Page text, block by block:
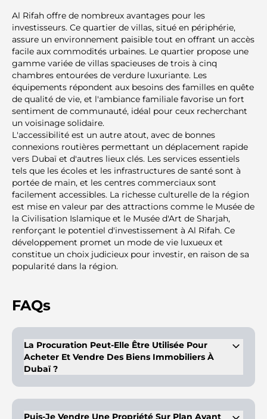
Al Rifah offre de nombreux avantages pour les
investisseurs. Ce quartier de villas, situé en périphérie,
assure un environnement paisible tout en offrant un accès
facile aux commodités urbaines. Le quartier propose une
gamme variée de villas spacieuses de trois à cinq
chambres entourées de verdure luxuriante. Les
équipements répondent aux besoins des familles en quête
de qualité de vie, et l'ambiance familiale favorise un fort
sentiment de communauté, idéal pour ceux recherchant
un voisinage solidaire.
L'accessibilité est un autre atout, avec de bonnes
connexions routières permettant un déplacement rapide
vers Dubaï et d'autres lieux clés. Les services essentiels
tels que les écoles et les infrastructures de santé sont à
portée de main, et les centres commerciaux sont
facilement accessibles. La richesse culturelle de la région
est mise en valeur par des attractions comme le Musée de
la Civilisation Islamique et le Musée d'Art de Sharjah,
renforçant le potentiel d'investissement à Al Rifah. Ce
développement promet un mode de vie luxueux et
constitue un choix judicieux pour investir, en raison de sa
popularité dans la région.
FAQs
La Procuration Peut-Elle Être Utilisée Pour
Acheter Et Vendre Des Biens Immobiliers À
Dubaï ?
désigner un mandataire légal en établissant une procuration
dûment légalisée. Ce mandataire, muni de la procuration,
Puis-Je Vendre Une Propriété Sur Plan Avant